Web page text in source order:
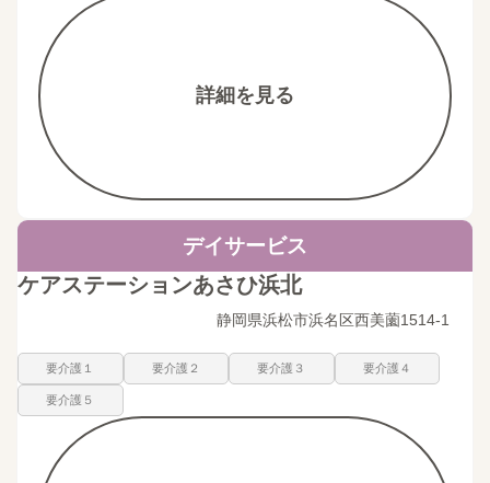
詳細を見る
デイサービス
ケアステーションあさひ浜北
静岡県浜松市浜名区西美薗1514-1
要介護１ 要介護２ 要介護３ 要介護４
要介護５